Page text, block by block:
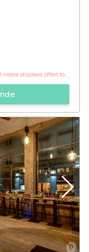
offert toutes les 30 minutes !